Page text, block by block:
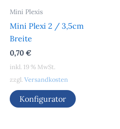
Mini Plexis
Mini Plexi 2 / 3,5cm
Breite
0,70 €
inkl. 19 % MwSt.
zzgl. Versandkosten
Konfigurator